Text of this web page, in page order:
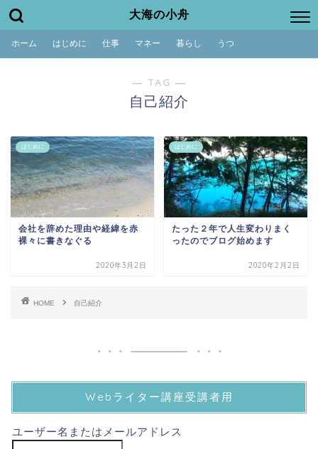
大海の小舟
ホーム はじめに 仕事 マネー 暮らし うつ
― TAG ―
自己紹介
はじめに
会社を辞めた理由や経緯を赤
裸々に書きなぐる
2020年3月2日
はじめに
たった２年で人生変わりまく
ったのでブログ始めます
2020年2月2日
HOME 自己紹介
Webライター講座受講者用
ユーザー名またはメールアドレス